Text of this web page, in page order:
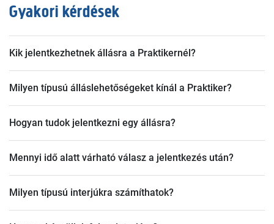
Gyakori kérdések
Kik jelentkezhetnek állásra a Praktikernél?
megfelel a munkakör követelményeinek.
Milyen típusú álláslehetőségeket kínál a Praktiker?
pozíciók.
Hogyan tudok jelentkezni egy állásra?
Keresd meg a megfelelő pozíciót, és töltsd ki az online
jelentkezési űrlapot.
Mennyi idő alatt várható válasz a jelentkezés után?
jelentkezésekre.
Milyen típusú interjúkra számíthatok?